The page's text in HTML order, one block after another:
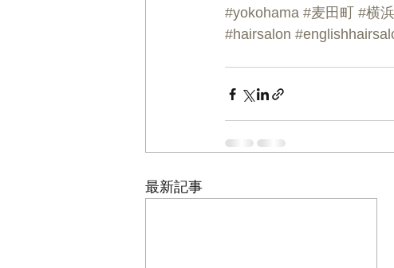
#yokohama #麦田町 #横
#hairsalon
最新記事